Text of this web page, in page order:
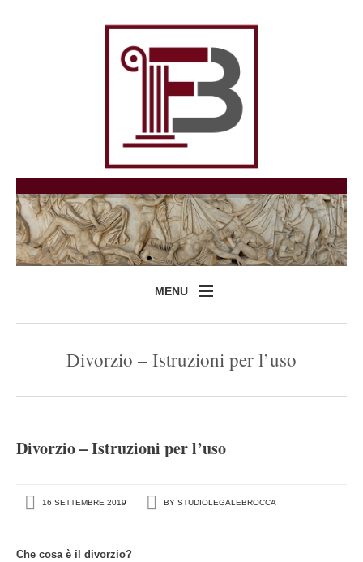
MENU
Professionisti
Contatti
Divorzio – Istruzioni per l’uso
Divorzio – Istruzioni per l’uso
16 SETTEMBRE 2019 BY STUDIOLEGALEBROCCA
Che cosa è il divorzio?